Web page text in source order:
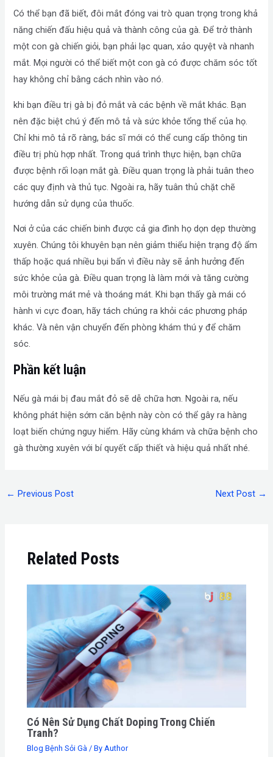
Có thể bạn đã biết, đôi mắt đóng vai trò quan trọng trong khả
năng chiến đấu hiệu quả và thành công của gà. Để trở thành
một con gà chiến giỏi, bạn phải lạc quan, xảo quyệt và nhanh
mắt. Mọi người có thể biết một con gà có được chăm sóc tốt
hay không chỉ bằng cách nhìn vào nó.
khi bạn điều trị gà bị đỏ mắt và các bệnh về mắt khác. Bạn
nên đặc biệt chú ý đến mô tả và sức khỏe tổng thể của họ.
Chỉ khi mô tả rõ ràng, bác sĩ mới có thể cung cấp thông tin
điều trị phù hợp nhất. Trong quá trình thực hiện, bạn chữa
được bệnh rối loạn mắt gà. Điều quan trọng là phải tuân theo
các quy định và thủ tục. Ngoài ra, hãy tuân thủ chặt chẽ
hướng dẫn sử dụng của thuốc.
Nơi ở của các chiến binh được cả gia đình họ dọn dẹp thường
xuyên. Chúng tôi khuyên bạn nên giảm thiểu hiện trạng độ ẩm
thấp hoặc quá nhiều bụi bẩn vì điều này sẽ ảnh hưởng đến
sức khỏe của gà. Điều quan trọng là làm mới và tăng cường
môi trường mát mẻ và thoáng mát. Khi bạn thấy gà mái có
hành vi cực đoan, hãy tách chúng ra khỏi các phương pháp
khác. Và nên vận chuyển đến phòng khám thú y để chăm
sóc.
Phần kết luận
Nếu gà mái bị đau mắt đỏ sẽ dễ chữa hơn. Ngoài ra, nếu
không phát hiện sớm căn bệnh này còn có thể gây ra hàng
loạt biến chứng nguy hiểm. Hãy cùng khám và chữa bệnh cho
gà thường xuyên với bí quyết cấp thiết và hiệu quả nhất nhé.
← Previous Post Next Post →
Related Posts
Có Nên Sử Dụng Chất Doping Trong Chiến
Tranh?
Blog Bệnh Sỏi Gà / ByAuthor